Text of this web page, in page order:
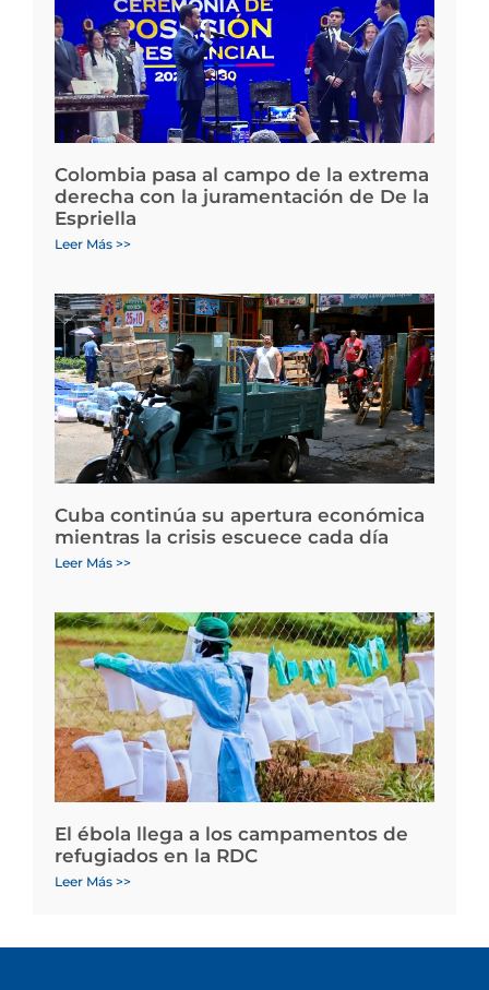
Colombia pasa al campo de la extrema
derecha con la juramentación de De la
Espriella
Leer Más >>
Cuba continúa su apertura económica
mientras la crisis escuece cada día
Leer Más >>
El ébola llega a los campamentos de
refugiados en la RDC
Leer Más >>